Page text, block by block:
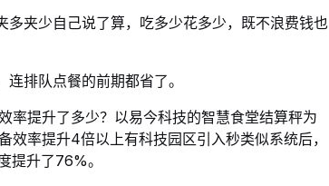
多夹少自己说了算，吃多少花多少，既不浪费钱也
连排队点餐的前期都省了。
率提升了多少？以易今科技的智慧食堂结算秤为
效率提升4倍以上有科技园区引入秒类似系统后，
提升了76%。